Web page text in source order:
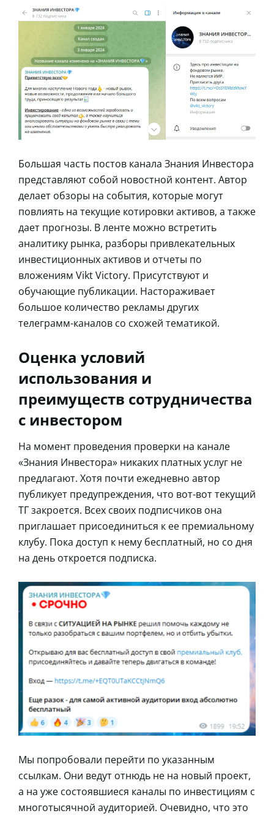
Большая часть постов канала Знания Инвестора
представляют собой новостной контент. Автор
делает обзоры на события, которые могут
повлиять на текущие котировки активов, а также
дает прогнозы. В ленте можно встретить
аналитику рынка, разборы привлекательных
инвестиционных активов и отчеты по
вложениям Vikt Victory. Присутствуют и
обучающие публикации. Настораживает
большое количество рекламы других
телеграмм-каналов со схожей тематикой.
Оценка условий
использования и
преимуществ сотрудничества
с инвестором
На момент проведения проверки на канале
«Знания Инвестора» никаких платных услуг не
предлагают. Хотя почти ежедневно автор
публикует предупреждения, что вот-вот текущий
ТГ закроется. Всех своих подписчиков она
приглашает присоединиться к ее премиальному
клубу. Пока доступ к нему бесплатный, но со дня
на день откроется подписка.
Мы попробовали перейти по указанным
ссылкам. Они ведут отнюдь не на новый проект,
а на уже состоявшиеся каналы по инвестициям с
многотысячной аудиторией. Очевидно, что это